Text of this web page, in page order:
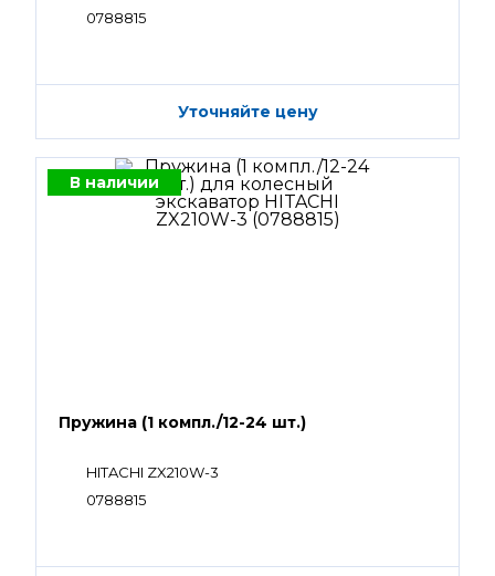
0788815
Уточняйте цену
В наличии
Пружина (1 компл./12-24 шт.)
HITACHI ZX210W-3
0788815